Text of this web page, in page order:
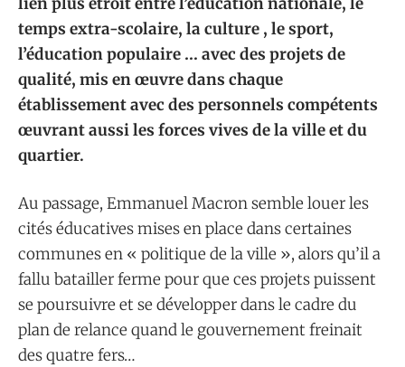
temps extra-scolaire, la culture , le sport,
l’éducation populaire … avec des projets de
qualité, mis en œuvre dans chaque
établissement avec des personnels compétents
œuvrant aussi les forces vives de la ville et du
quartier.
Au passage, Emmanuel Macron semble louer les
cités éducatives mises en place dans certaines
communes en « politique de la ville », alors qu’il a
fallu batailler ferme pour que ces projets puissent
se poursuivre et se développer dans le cadre du
plan de relance quand le gouvernement freinait
des quatre fers…